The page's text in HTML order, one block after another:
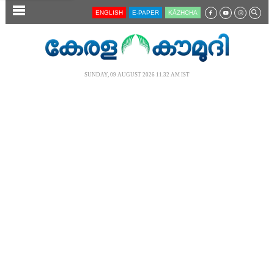
SECTIONS ENGLISH E-PAPER KĀZHCHA
SUNDAY, 09 AUGUST 2026 11.32 AM IST